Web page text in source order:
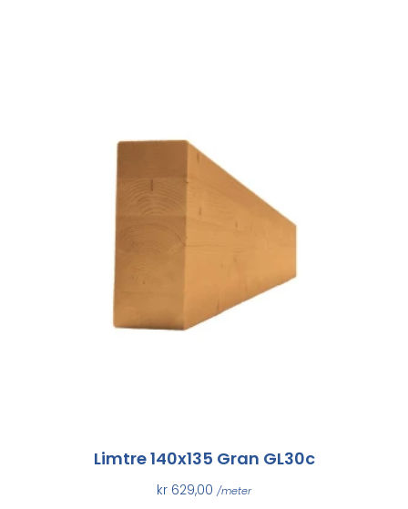
Limtre 140x135 Gran GL30c
kr 629,00 /meter